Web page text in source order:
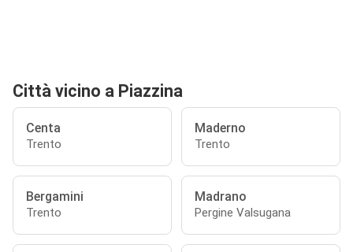
Città vicino a Piazzina
Centa
Trento
Maderno
Trento
Bergamini
Trento
Madrano
Pergine Valsugana